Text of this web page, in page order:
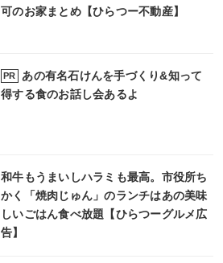
可のお家まとめ【ひらつー不動産】
PR
あの有名石けんを手づくり&知って
得する食のお話し会あるよ
和牛もうまいしハラミも最高。市役所ち
かく「焼肉じゅん」のランチはあの美味
しいごはん食べ放題【ひらつーグルメ広
告】